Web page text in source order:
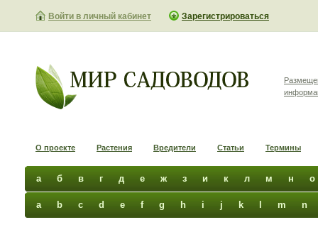
Войти в личный кабинет Зарегистрироваться
О проекте Растения Вредители Статьи Термины
а б в г д е ж з и к л м н о
a b c d e f g h i j k m n